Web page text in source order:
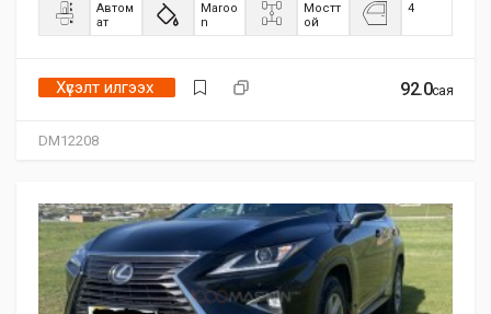
DM12208
Автом
ат
Maroo
n
Мостт
ой
4
92.0сая
Хүсэлт илгээх